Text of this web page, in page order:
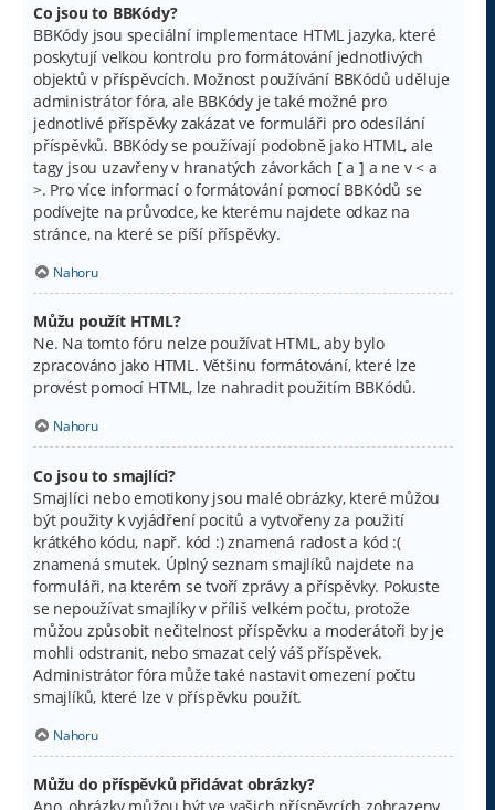
Co jsou to BBKódy?
BBKódy jsou speciální implementace HTML jazyka, které
poskytují velkou kontrolu pro formátování jednotlivých
objektů v příspěvcích. Možnost používání BBKódů uděluje
administrátor fóra, ale BBKódy je také možné pro
jednotlivé příspěvky zakázat ve formuláři pro odesílání
příspěvků. BBKódy se používají podobně jako HTML, ale
tagy jsou uzavřeny v hranatých závorkách [ a ] a ne v < a
>. Pro více informací o formátování pomocí BBKódů se
podívejte na průvodce, ke kterému najdete odkaz na
stránce, na které se píší příspěvky.
Nahoru
Můžu použít HTML?
Ne. Na tomto fóru nelze používat HTML, aby bylo
zpracováno jako HTML. Většinu formátování, které lze
provést pomocí HTML, lze nahradit použitím BBKódů.
Nahoru
Co jsou to smajlíci?
Smajlíci nebo emotikony jsou malé obrázky, které můžou
být použity k vyjádření pocitů a vytvořeny za použití
krátkého kódu, např. kód :) znamená radost a kód :(
znamená smutek. Úplný seznam smajlíků najdete na
formuláři, na kterém se tvoří zprávy a příspěvky. Pokuste
se nepoužívat smajlíky v příliš velkém počtu, protože
můžou způsobit nečitelnost příspěvku a moderátoři by je
mohli odstranit, nebo smazat celý váš příspěvek.
Administrátor fóra může také nastavit omezení počtu
smajlíků, které lze v příspěvku použít.
Nahoru
Můžu do příspěvků přidávat obrázky?